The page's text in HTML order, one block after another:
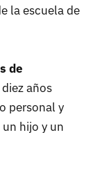
la escuela de
de
diez años
personal y
hijo y un